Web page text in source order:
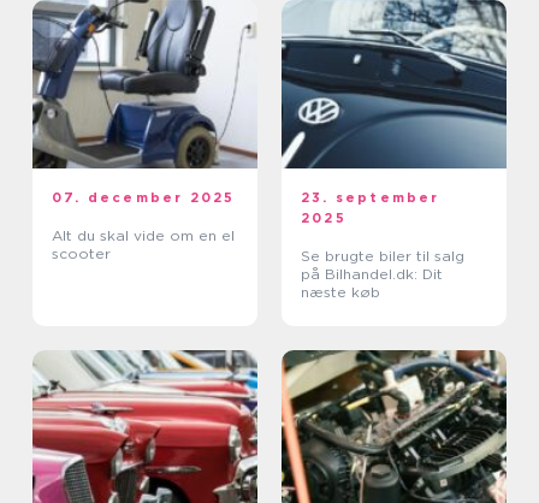
07. december 2025
Alt du skal vide om en el
scooter
23. september
2025
Se brugte biler til salg
på Bilhandel.dk: Dit
næste køb